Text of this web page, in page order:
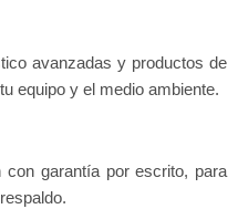
avanzadas y productos de
equipo y el medio ambiente.
con garantía por escrito, para